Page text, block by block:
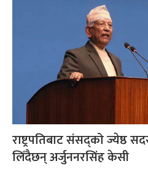
राष्ट्रपतिबाट संसद्को ज्येष्ठ
लिँदैछन् अर्जुननरसिंह केसी